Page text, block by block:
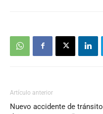
Artículo anterior
Nuevo accidente de tránsito